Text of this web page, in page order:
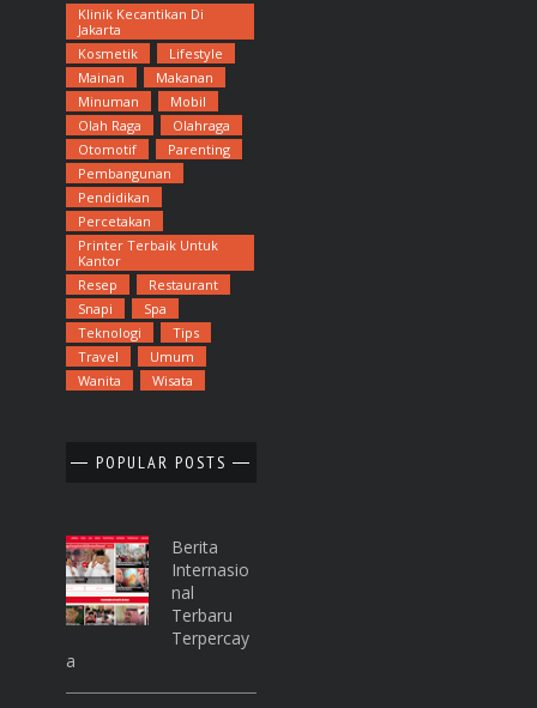
Klinik Kecantikan Di
Jakarta
Kosmetik
Lifestyle
Mainan
Makanan
Minuman
Mobil
Olah Raga
Olahraga
Otomotif
Parenting
Pembangunan
Pendidikan
Percetakan
Printer Terbaik Untuk
Kantor
Resep
Restaurant
Snapi
Spa
Teknologi
Tips
Travel
Umum
Wanita
Wisata
POPULAR POSTS
Berita
Internasio
Nal
Terbaru
Terpercay
A